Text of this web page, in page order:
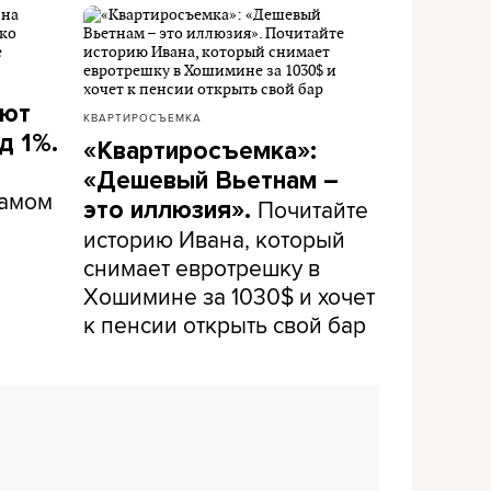
1%.
КВАРТИРОСЪЕМКА
«Квартиросъемка»:
«Дешевый Вьетнам –
это иллюзия». Почитайте
историю Ивана, который
снимает евротрешку в
Хошимине за 1030$ и хочет
к пенсии открыть свой бар